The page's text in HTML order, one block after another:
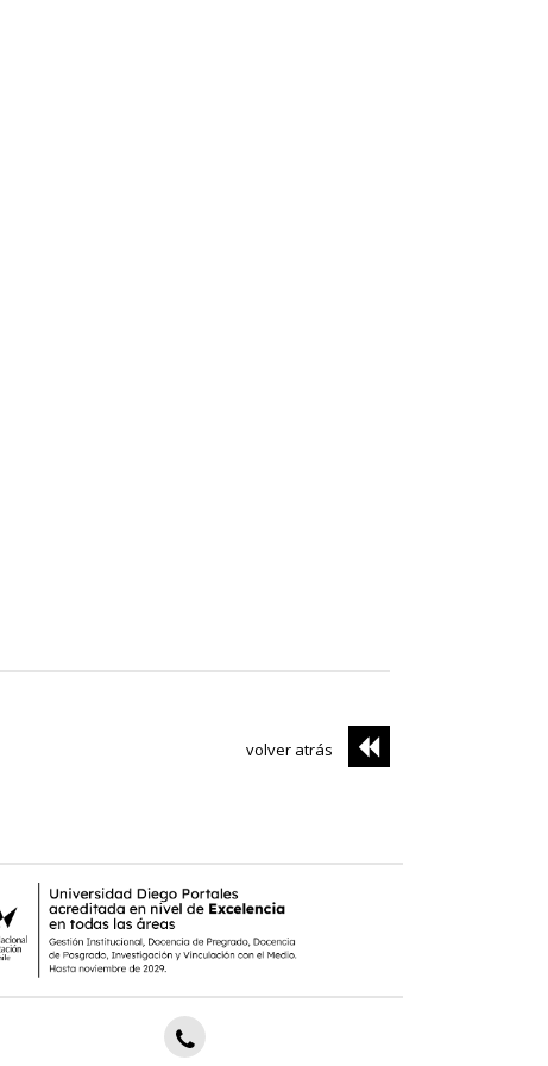
volver atrás